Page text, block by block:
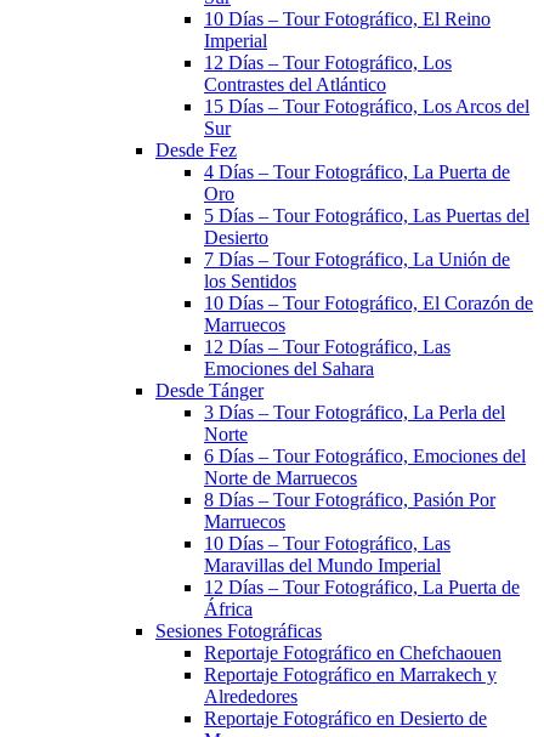
10 Días – Tour Fotográfico, El Reino
Imperial
12 Días – Tour Fotográfico, Los
Contrastes del Atlántico
15 Días – Tour Fotográfico, Los Arcos del
Sur
Desde Fez
4 Días – Tour Fotográfico, La Puerta de
Oro
5 Días – Tour Fotográfico, Las Puertas del
Desierto
7 Días – Tour Fotográfico, La Unión de
los Sentidos
10 Días – Tour Fotográfico, El Corazón de
Marruecos
12 Días – Tour Fotográfico, Las
Emociones del Sahara
Desde Tánger
3 Días – Tour Fotográfico, La Perla del
Norte
6 Días – Tour Fotográfico, Emociones del
Norte de Marruecos
8 Días – Tour Fotográfico, Pasión Por
Marruecos
10 Días – Tour Fotográfico, Las
Maravillas del Mundo Imperial
12 Días – Tour Fotográfico, La Puerta de
África
Sesiones Fotográficas
Reportaje Fotográfico en Chefchaouen
Reportaje Fotográfico en Marrakech y
Alrededores
Reportaje Fotográfico en Desierto de